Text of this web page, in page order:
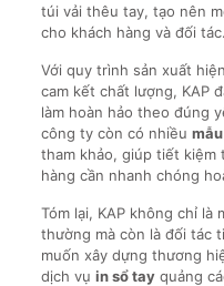
túi vải thêu tay, tạo nên
cho khách hàng và đối tác.
Với quy trình sản xuất
cam kết chất lượng, KAP
làm hoàn hảo theo đúng
công ty còn có nhiều
tham khảo, giúp tiết kiệm
hàng cần nhanh chóng
Tóm lại, KAP không chỉ là
thường mà còn là đối tác
muốn xây dựng thương
dịch vụ in sổ tayquảng